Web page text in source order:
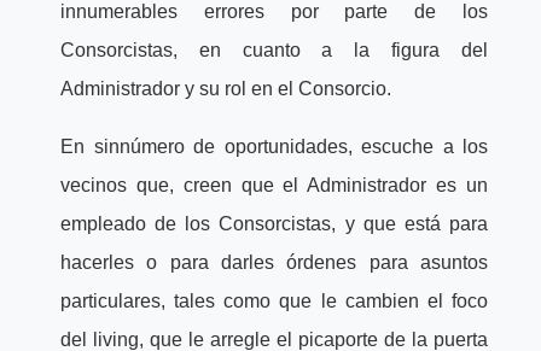
innumerables errores por parte de los
Consorcistas, en cuanto a la figura del
Administrador y su rol en el Consorcio.
En sinnúmero de oportunidades, escuche a los
vecinos que, creen que el Administrador es un
empleado de los Consorcistas, y que está para
hacerles o para darles órdenes para asuntos
particulares, tales como que le cambien el foco
del living, que le arregle el picaporte de la puerta